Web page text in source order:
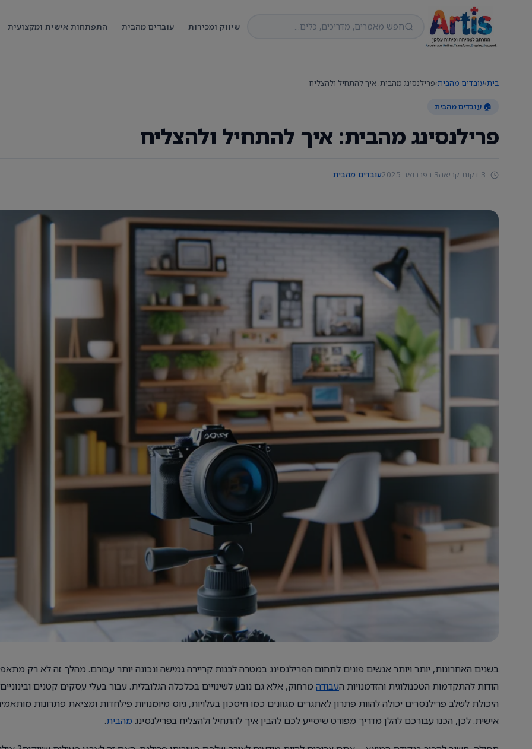
שיווק ומכירות עובדים מהבית התפתחות אישית ומקצועית
בית›עובדים מהבית›פרילנסינג מהבית: איך להתחיל ולהצליח
🏠 עובדים מהבית
פרילנסינג מהבית: איך להתחיל ולהצליח
3 בפברואר 2025 עובדים מהבית
בשנים האחרונות, יותר ויותר אנשים פונים לתחום הפרילנסינג במטרה לבנות קריירה גמישה ונכונה יותר עבורם. מהלך זה לא רק
הודות להתקדמות הטכנולוגית והזדמנויות העבודה מרחוק, אלא גם נובע לשינויים בכלכלה הגלובלית. עבור בעלי עסקים קטנים
היכולת לשלב פרילנסרים יכולה להוות פתרון לאתגרים מגוונים כמו חיסכון בעלויות, גיוס מיומנויות פילחדות ומציאת פתרונות
אישית. לכן, הכנו עבורכם להלן מדריך מפורט שיסייע לכם להבין איך להתחיל ולהצליח בפרילנסינג מהבית.